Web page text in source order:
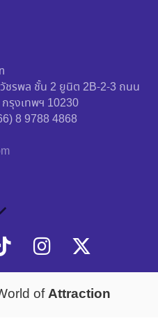
ชรพล ชั้น 2 ยูนิต 2B-2-3 ถนน
รุงเทพฯ 10230
8 9788 4868
ofAttraction